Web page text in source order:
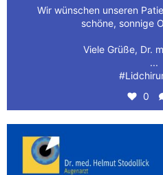
Wir wünschen unseren
schöne, sonnige
Viele Grüße, Dr.
...
0
👁️ Wir haben aufregende
1